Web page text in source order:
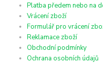
Platba předem nebo na
Vrácení zboží
Formulář pro vrácení
Reklamace zboží
Obchodní podmínky
Ochrana osobních údajů